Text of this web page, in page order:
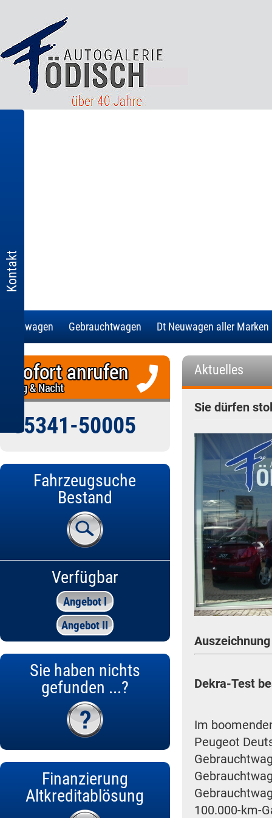
Kontakt
Neuwagen Gebrauchtwagen Dt Neuwagen aller Marken
05341-50005
Fahrzeugsuche
Bestand
Verfügbar
Angebot I
Angebot II
Sie haben nichts
gefunden ...?
Finanzierung
Altkreditablösung
Aktuelles
Sie dürfen
Dekra-Test
Im
Peugeot
100.000-km-